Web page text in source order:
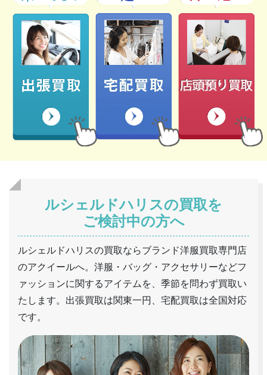
ルシェルドハリスの買取を
ご検討中の方へ
ルシェルドハリスの買取ならブランド洋服買取専門店
のアクイールへ。洋服・バッグ・アクセサリーなどフ
ァッションに関するアイテムを、季節を問わず買取い
たします。出張買取は関東一円、宅配買取は全国対応
です。